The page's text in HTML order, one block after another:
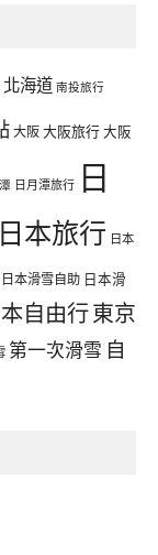
北海道 南投旅行
大阪大阪旅行大阪
日月潭旅行 日
日本旅行 日本
日本滑雪自助 日本滑
自由行東京
第一次滑雪 自